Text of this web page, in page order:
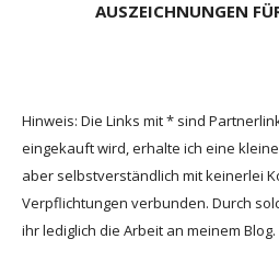
AUSZEICHNUNGEN
Hinweis: Die Links mit * sind
eingekauft wird, erhalte ich eine
aber selbstverständlich mit keinerlei
Verpflichtungen verbunden. Durch
ihr lediglich die Arbeit an meinem Blog.